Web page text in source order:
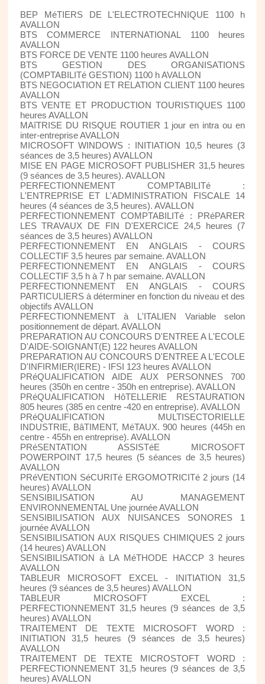
BEP MéTIERS DE L'ELECTROTECHNIQUE 1100 h
AVALLON
BTS COMMERCE INTERNATIONAL 1100 heures
AVALLON
BTS FORCE DE VENTE 1100 heures AVALLON
BTS GESTION DES ORGANISATIONS
(COMPTABILITé GESTION) 1100 h AVALLON
BTS NEGOCIATION ET RELATION CLIENT 1100 heures
AVALLON
BTS VENTE ET PRODUCTION TOURISTIQUES 1100
heures AVALLON
MAîTRISE DU RISQUE ROUTIER 1 jour en intra ou en
inter-entreprise AVALLON
MICROSOFT WINDOWS : INITIATION 10,5 heures (3
séances de 3,5 heures) AVALLON
MISE EN PAGE MICROSOFT PUBLISHER 31,5 heures
(9 séances de 3,5 heures). AVALLON
PERFECTIONNEMENT COMPTABILITé :
L'ENTREPRISE ET L'ADMINISTRATION FISCALE 14
heures (4 séances de 3,5 heures). AVALLON
PERFECTIONNEMENT COMPTABILITé : PRéPARER
LES TRAVAUX DE FIN D'EXERCICE 24,5 heures (7
séances de 3,5 heures) AVALLON
PERFECTIONNEMENT EN ANGLAIS - COURS
COLLECTIF 3,5 heures par semaine. AVALLON
PERFECTIONNEMENT EN ANGLAIS - COURS
COLLECTIF 3,5 h à 7 h par semaine. AVALLON
PERFECTIONNEMENT EN ANGLAIS - COURS
PARTICULIERS à déterminer en fonction du niveau et des
objectifs AVALLON
PERFECTIONNEMENT à L'ITALIEN Variable selon
positionnement de départ. AVALLON
PREPARATION AU CONCOURS D'ENTREE A L'ECOLE
D'AIDE-SOIGNANT(E) 122 heures AVALLON
PREPARATION AU CONCOURS D'ENTREE A L'ECOLE
D'INFIRMIER(IERE) - IFSI 123 heures AVALLON
PRéQUALIFICATION AIDE AUX PERSONNES 700
heures (350h en centre - 350h en entreprise). AVALLON
PRéQUALIFICATION HôTELLERIE RESTAURATION
805 heures (385 en centre -420 en entreprise). AVALLON
PRéQUALIFICATION MULTISECTORIELLE
INDUSTRIE, BâTIMENT, MéTAUX. 900 heures (445h en
centre - 455h en entreprise). AVALLON
PRéSENTATION ASSISTéE MICROSOFT
POWERPOINT 17,5 heures (5 séances de 3,5 heures)
AVALLON
PRéVENTION SéCURITé ERGOMOTRICITé 2 jours (14
heures) AVALLON
SENSIBILISATION AU MANAGEMENT
ENVIRONNEMENTAL Une journée AVALLON
SENSIBILISATION AUX NUISANCES SONORES 1
journée AVALLON
SENSIBILISATION AUX RISQUES CHIMIQUES 2 jours
(14 heures) AVALLON
SENSIBILISATION à LA MéTHODE HACCP 3 heures
AVALLON
TABLEUR MICROSOFT EXCEL - INITIATION 31,5
heures (9 séances de 3,5 heures) AVALLON
TABLEUR MICROSOFT EXCEL :
PERFECTIONNEMENT 31,5 heures (9 séances de 3,5
heures) AVALLON
TRAITEMENT DE TEXTE MICROSOFT WORD :
INITIATION 31,5 heures (9 séances de 3,5 heures)
AVALLON
TRAITEMENT DE TEXTE MICROSTOFT WORD :
PERFECTIONNEMENT 31,5 heures (9 séances de 3,5
heures) AVALLON